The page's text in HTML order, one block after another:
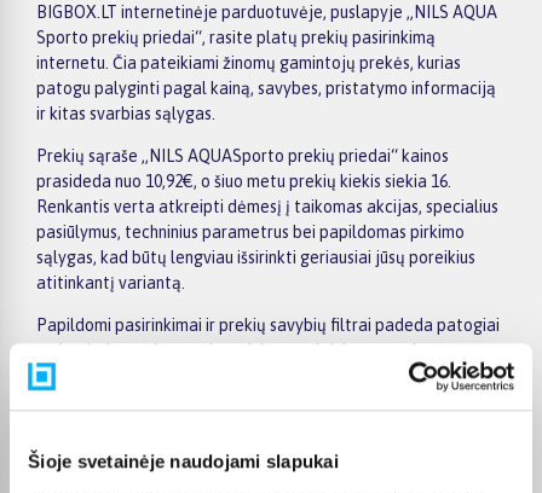
Šioje svetainėje naudojami slapukai
BIGBOX.LT internetinėje parduotuvėje, puslapyje „NILS AQUA
Sporto prekių priedai“, rasite platų prekių pasirinkimą
internetu. Čia pateikiami žinomų gamintojų prekės, kurias
patogu palyginti pagal kainą, savybes, pristatymo informaciją
ir kitas svarbias sąlygas.
Prekių sąraše „NILS AQUASporto prekių priedai“ kainos
prasideda nuo 10,92€, o šiuo metu prekių kiekis siekia 16.
Renkantis verta atkreipti dėmesį į taikomas akcijas, specialius
pasiūlymus, techninius parametrus bei papildomas pirkimo
sąlygas, kad būtų lengviau išsirinkti geriausiai jūsų poreikius
atitinkantį variantą.
Papildomi pasirinkimai ir prekių savybių filtrai padeda patogiai
susiaurinti asortimentą ir greičiau rasti tinkamą prekę.
Peržiūrėkite „NILS AQUASporto prekių priedai“ pasiūlymus
terminą.